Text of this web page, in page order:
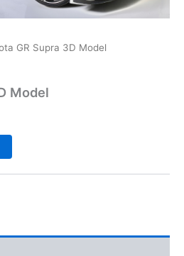
GR Supra 3D Model
Model